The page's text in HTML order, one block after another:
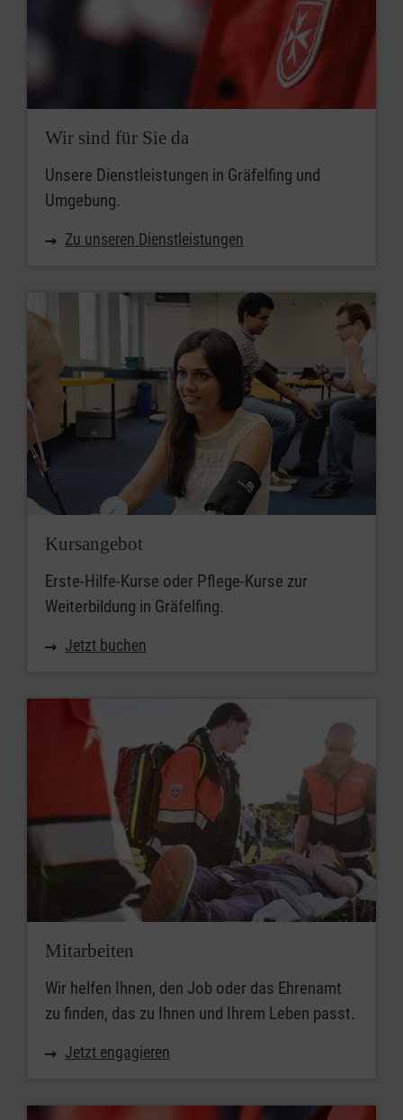
Zum angegebenen Zeitpunkt
Ort
PLZ
Umkreis
Wir sind für Sie da
Unsere Dienstleistungen in Gräfelfing und
Umgebung.
Zu unseren Dienstleistungen
Kursangebot
Erste-Hilfe-Kurse oder Pflege-Kurse zur
Weiterbildung in Gräfelfing.
Jetzt buchen
Mitarbeiten
Wir helfen Ihnen, den Job oder das Ehrenamt
zu finden, das zu Ihnen und Ihrem Leben passt.
Jetzt engagieren